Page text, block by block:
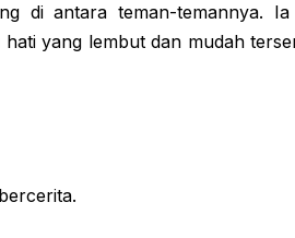
di antara teman-temannya.
yang lembut dan mudah